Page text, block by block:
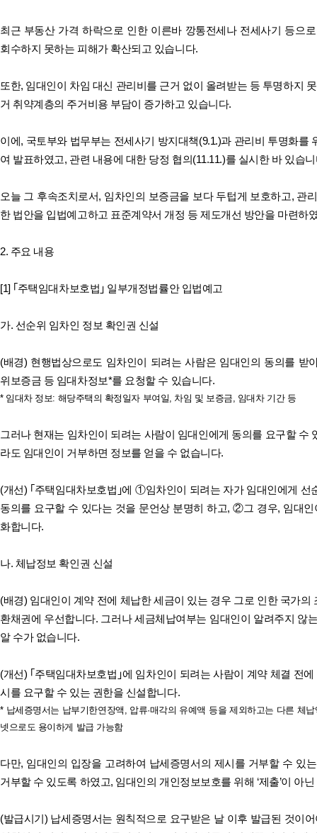
최근 부동산 가격 하락으로 인한 이른바 깡통전세나 전세사기 등으
회수하지 못하는 피해가 확산되고 있습니다.
또한, 임대인이 차임 대신 관리비를 근거 없이 올려받는 등 투명하지
거 취약계층의 주거비용 부담이 증가하고 있습니다.
이에, 국토부와 법무부는 전세사기 방지대책(9.1.)과 관리비 투명화를
여 발표하였고, 관련 내용에 대한 당정 협의(11.11.)를 실시한 바 있습
오늘 그 후속조치로서, 임차인의 보증금을 보다 두텁게 보호하고, 관
한 법안을 입법예고하고 표준계약서 개정 등 제도개선 방안을 마련하
2. 주요 내용
[1] ｢주택임대차보호법｣ 일부개정법률안 입법예고
가. 선순위 임차인 정보 확인권 신설
(배경) 현행법상으로도 임차인이 되려는 사람은 임대인의 동의를 받
위보증금 등 임대차정보*를 요청할 수 있습니다.
* 임대차 정보: 해당주택의 확정일자 부여일, 차임 및 보증금, 임대차 기간 등
그러나 현재는 임차인이 되려는 사람이 임대인에게 동의를 요구할 수
라도 임대인이 거부하면 정보를 얻을 수 없습니다.
(개선) ｢주택임대차보호법｣에 ①임차인이 되려는 자가 임대인에게 선
동의를 요구할 수 있다는 것을 문언상 분명히 하고, ②그 경우, 임대
화합니다.
나. 체납정보 확인권 신설
(배경) 임대인이 계약 전에 체납한 세금이 있는 경우 그로 인한 국가의
환채권에 우선합니다. 그러나 세금체납여부는 임대인이 알려주지 않
알 수가 없습니다.
(개선) ｢주택임대차보호법｣에 임차인이 되려는 사람이 계약 체결 전
시를 요구할 수 있는 권한을 신설합니다.
* 납세증명서는 납부기한연장액, 압류·매각의 유예액 등을 제외하고는 다른 체
넷으로도 용이하게 발급 가능함
다만, 임대인의 입장을 고려하여 납세증명서의 제시를 거부할 수 있
거부할 수 있도록 하였고, 임대인의 개인정보보호를 위해 ‘제출’이 아닌
(발급시기) 납세증명서는 원칙적으로 요구받은 날 이후 발급된 것이